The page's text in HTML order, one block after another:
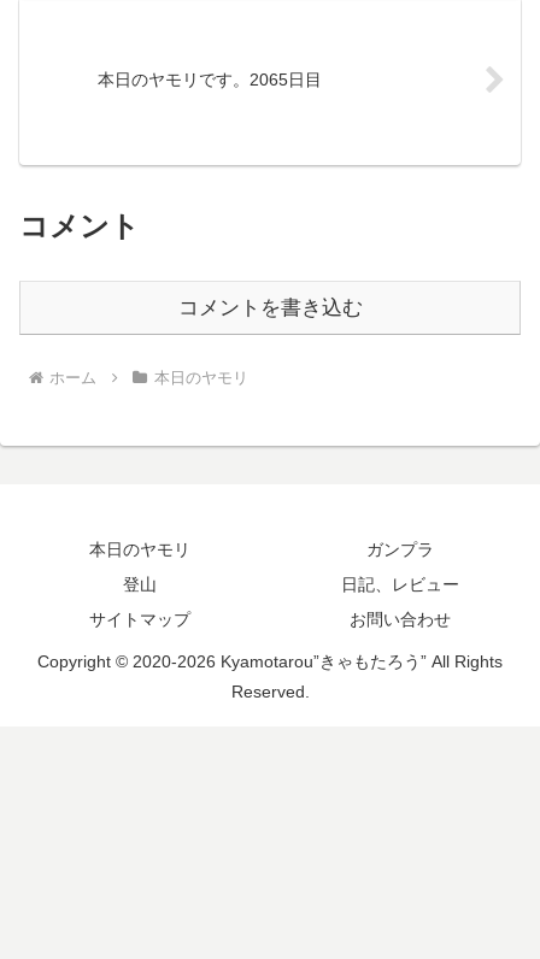
本日のヤモリです。2065日目
コメント
コメントを書き込む
ホーム 本日のヤモリ
本日のヤモリ
ガンプラ
登山
日記、レビュー
サイトマップ
お問い合わせ
Copyright © 2020-2026 Kyamotarou”きゃもたろう” All Rights
Reserved.